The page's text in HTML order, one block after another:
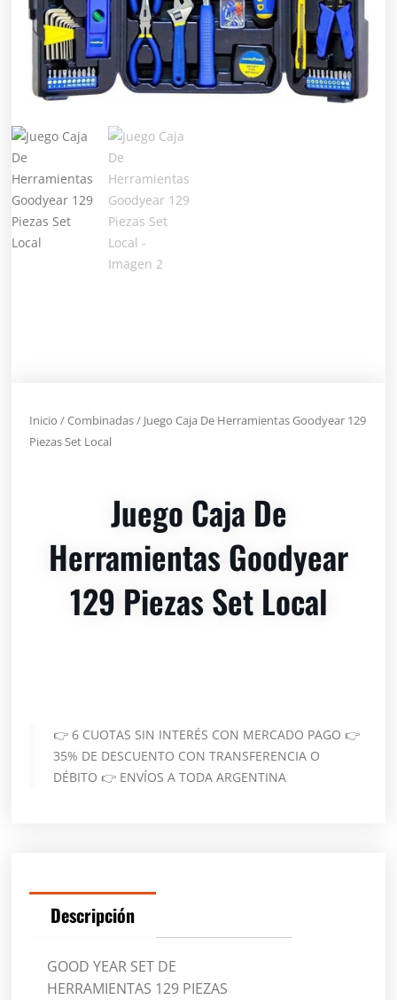
Inicio /Combinadas/ Juego Caja De Herramientas Goodyear 129
Piezas Set Local
Juego Caja De
Herramientas Goodyear
129 Piezas Set Local
👉 6 CUOTAS SIN INTERÉS CON MERCADO PAGO 👉
35% DE DESCUENTO CON TRANSFERENCIA O
DÉBITO 👉 ENVÍOS A TODA ARGENTINA
Descripción
GOOD YEAR SET DE
HERRAMIENTAS 129 PIEZAS